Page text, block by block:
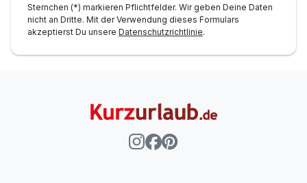
Sternchen (*) markieren Pflichtfelder. Wir geben Deine Daten
nicht an Dritte. Mit der Verwendung dieses Formulars
akzeptierst Du unsere Datenschutzrichtlinie.